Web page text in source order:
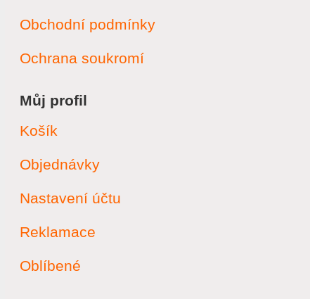
Obchodní podmínky
Ochrana soukromí
Můj profil
Košík
Objednávky
Nastavení účtu
Reklamace
Oblíbené